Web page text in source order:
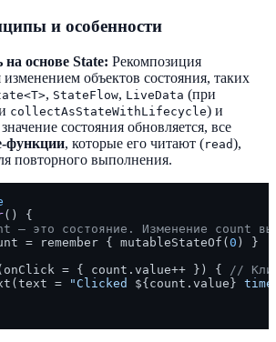
и особенности
на основе State: Рекомпозиция
объектов состояния, таких
, StateFlow, LiveData (при
collectAsStateWithLifecycle) и
состояния обновляется, все
функции, которые его читают (read),
повторного выполнения.
()
{
— это состояние. Изменение count
= remember { mutableStateOf( 0 ) }
= { count.value++ }) {
//
=
"Clicked ${count.value}